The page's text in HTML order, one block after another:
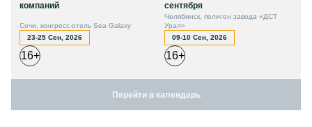
компаний
Сочи, конгресс-отель Sea Galaxy
23-25 Сен, 2026
16+
сентября
Челябинск, полигон завода «ДСТ
Урал»
09-10 Сен, 2026
16+
Перейти в календарь